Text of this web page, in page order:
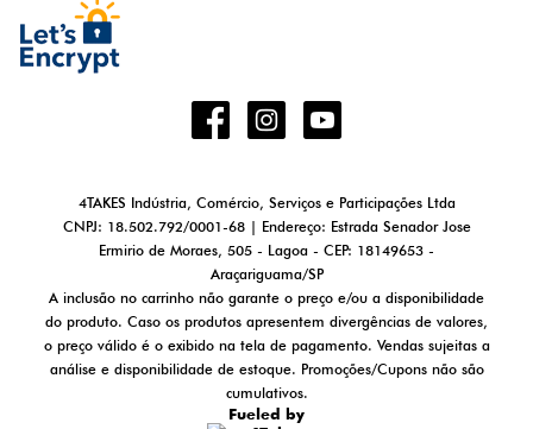
4TAKES Indústria, Comércio, Serviços e Participações Ltda
CNPJ: 18.502.792/0001-68 | Endereço: Estrada Senador Jose
Ermirio de Moraes, 505 - Lagoa - CEP: 18149653 -
Araçariguama/SP
A inclusão no carrinho não garante o preço e/ou a disponibilidade
do produto. Caso os produtos apresentem divergências de valores,
o preço válido é o exibido na tela de pagamento. Vendas sujeitas a
análise e disponibilidade de estoque. Promoções/Cupons não são
cumulativos.
Fueled by